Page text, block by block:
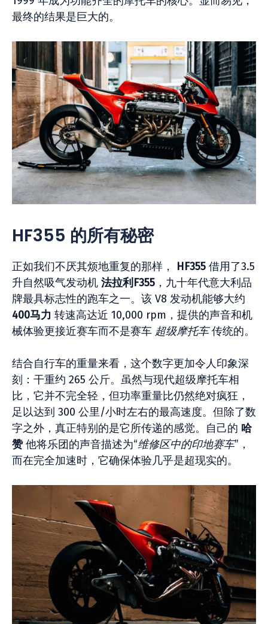
最终的结果是巨大的。
HF355 的所有秘密
正如我们不厌其烦地重复的那样， HF355 借用了3.5
升自然吸气发动机 法拉利F355 ，九十年代意大利品
牌最具标志性的跑车之一。该 V8 发动机能够大约
400马力 转速高达近 10,000 rpm，提供的声音和机
械体验更接近赛车而不是赛车 超级摩托车传统的。
结合自行车的重量来看，这个数字更加令人印象深
刻：干重约 265 公斤。虽然与现代超级摩托车相
比，它并不完全轻，但功率重量比仍然绝对疯狂，
足以达到 300 公里/小时左右的最高速度。但除了数
字之外，真正特别的是它所传递的感觉。自己的 哈
赞他将乐团的声音描述为“维修区中的印地赛车”，
而在完全加速时，它确保体验几乎是超现实的。